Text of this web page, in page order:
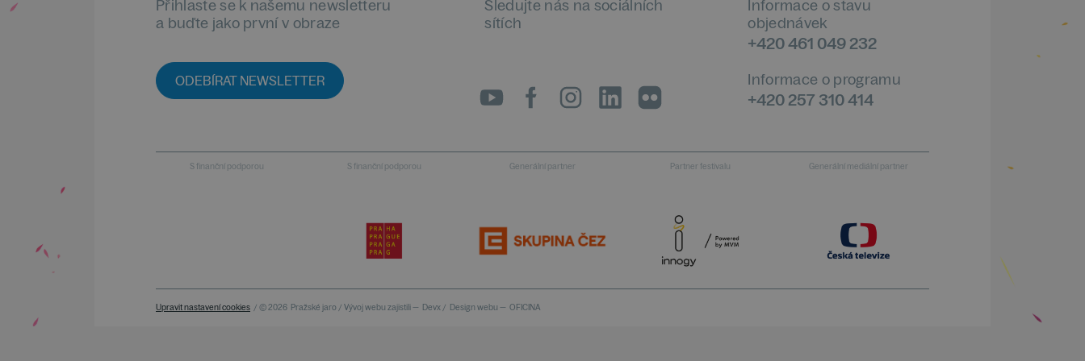
Přihlaste se k našemu newsletteru
a buďte jako první v obraze
ODEBÍRAT NEWSLETTER
Sledujte nás na sociálních
sítích
Informace o stavu
objednávek
+420 461 049 232
Informace o programu
+420 257 310 414
S finanční podporou S finanční podporou Generální partner Partner festivalu Generální mediální partner
Upravit nastavení cookies / © 2026 Pražské jaro / Vývoj webu zajistili — Devx / Design webu — OFICINA